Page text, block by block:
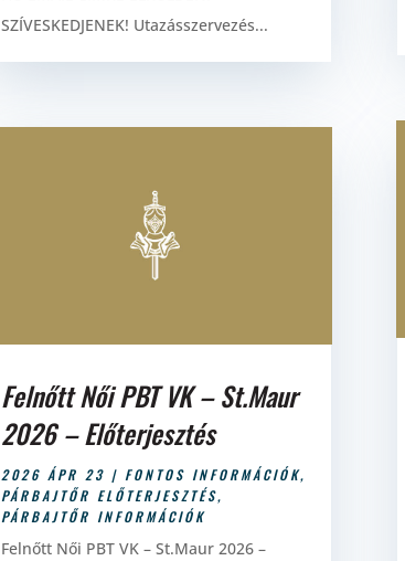
SZÍVESKEDJENEK! Utazásszervezés...
Felnőtt Női PBT VK – St.Maur
2026 – Előterjesztés
2026 ÁPR 23 | FONTOS INFORMÁCIÓK,
PÁRBAJTŐR ELŐTERJESZTÉS,
PÁRBAJTŐR INFORMÁCIÓK
Felnőtt Női PBT VK – St.Maur 2026 –